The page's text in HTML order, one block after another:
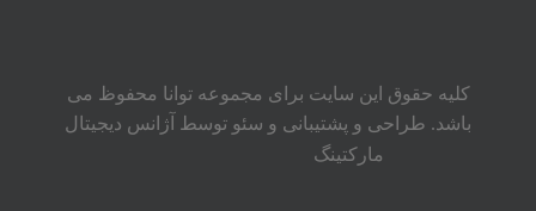
کلیه حقوق این سایت برای مجموعه توانا محفوظ می
باشد. طراحی و پشتیبانی و سئو توسط آژانس دیجیتال
مارکتینگ